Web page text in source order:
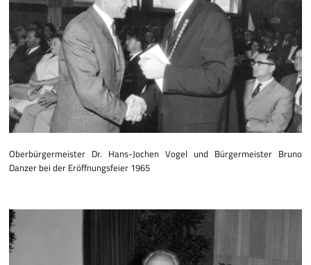
Oberbürgermeister Dr. Hans-Jochen Vogel und Bürger­meister Bruno
Danzer bei der Eröffnungsfeier 1965